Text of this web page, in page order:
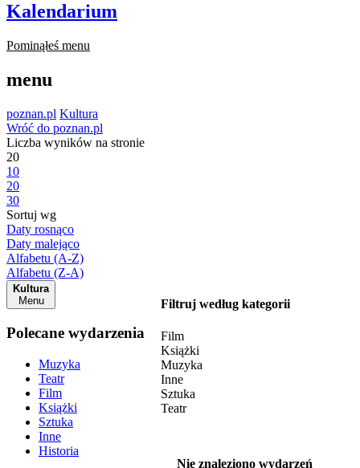
Kalendarium
Pominąłeś menu
menu
poznan.pl Kultura
Wróć do poznan.pl
Liczba wyników na stronie
20
10
20
30
Sortuj wg
Daty rosnąco
Daty malejąco
Alfabetu (A-Z)
Alfabetu (Z-A)
Kultura
Menu
Polecane wydarzenia
Muzyka
Teatr
Film
Książki
Sztuka
Inne
Historia
Filtruj według kategorii
Film
Książki
Muzyka
Inne
Sztuka
Teatr
Nie znaleziono wydarzeń